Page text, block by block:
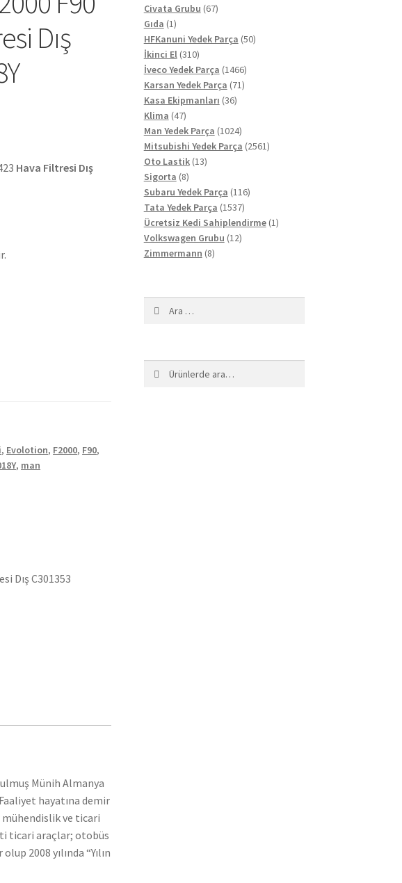
Dış
Hava Filtresi Dış
, Evolotion, F2000, F90,
, man
Dış C301353
Münih Almanya
hayatına demir
mühendislik ve ticari
ticari araçlar; otobüs
2008 yılında “Yılın
Civata Grubu 6767
Gıda 11
ürün
HFKanuni Yedek Parça 5050
İkinci El 310310
ürün
İveco Yedek Parça 14661466
ürün
Karsan Yedek Parça 7171
Kasa Ekipmanları 3636
Klima 4747
ürün
Man Yedek Parça 10241024
ürün
Mitsubishi Yedek Parça 25612561
Oto Lastik 1313
Sigorta 88
ürün
Subaru Yedek Parça 116116
Tata Yedek Parça 15371537
ürün
Ücretsiz Kedi Sahiplendirme 11
Volkswagen Grubu 1212
Zimmermann 88